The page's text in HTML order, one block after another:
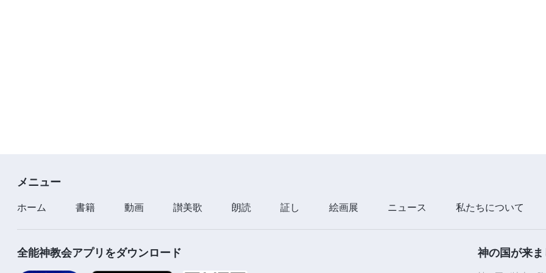
メニュー
ホーム 書籍 動画 讃美歌 朗読 証し 絵画展 ニュース 私たちについて
全能神教会アプリをダウンロード 神の国が来ま